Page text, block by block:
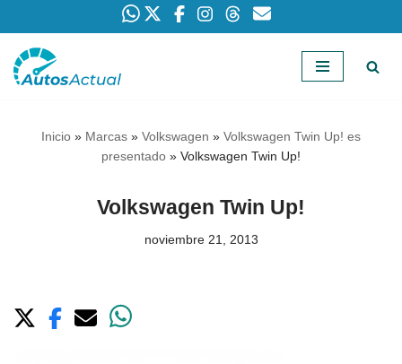
Saltar
Inicio » Marcas » Volkswagen » Volkswagen Twin Up! es
presentado » Volkswagen Twin Up!
Volkswagen Twin Up!
noviembre 21, 2013